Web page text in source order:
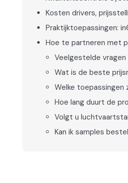
Kosten drivers,
Praktijktoepassingen:
Hoe te partneren met
Veelgestelde vragen
Wat is de beste
Welke toepassingen
Hoe lang duurt de
Volgt u
Kan ik samples